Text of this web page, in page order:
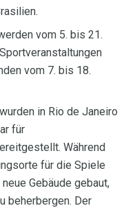
vom 5. bis 21.
vom 7. bis 18.
in Rio de Janeiro
für
Während
für die Spiele
Gebäude gebaut,
beherbergen. Der